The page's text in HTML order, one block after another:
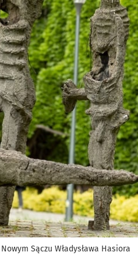
Sączu Władysława Hasiora